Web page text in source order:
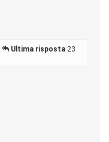
Ultima risposta 23